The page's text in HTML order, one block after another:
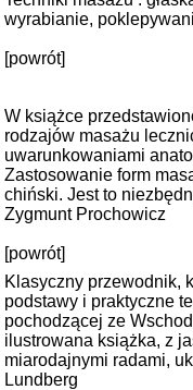
wyrabianie,
[powrót]
W książce
rodzajów masażu
uwarunkowaniami
Zastosowanie form
chiński. Jest to
Zygmunt Prochowicz
[powrót]
Klasyczny przewodnik,
podstawy i praktyczne
pochodzącej ze
ilustrowana książka, z
miarodajnymi radami,
Lundberg